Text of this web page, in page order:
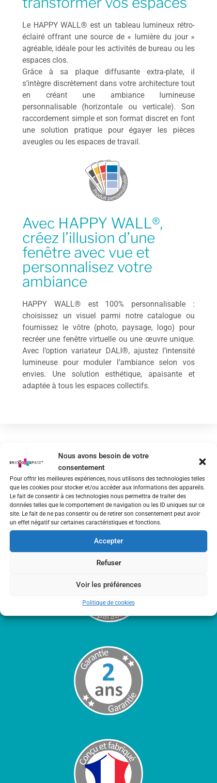
Nous avons besoin de votre
consentement
Pour offrir les meilleures expériences, nous utilisons des technologies telles
que les cookies pour stocker et/ou accéder aux informations des appareils.
Le fait de consentir à ces technologies nous permettra de traiter des
données telles que le comportement de navigation ou les ID uniques sur ce
site. Le fait de ne pas consentir ou de retirer son consentement peut avoir
un effet négatif sur certaines caractéristiques et fonctions.
Accepter
Refuser
Voir les préférences
Politique de cookies
Le HAPPY WALL® est un tableau lumineux rétro-
éclairé offrant une source de « lumière du jour »
agréable, idéale pour les activités de bureau ou les
espaces clos.
Grâce à sa plaque diffusante extra-plate, il
s’intègre discrètement dans votre architecture tout
en créant une ambiance lumineuse
personnalisable (horizontale ou verticale). Son
raccordement simple et son format discret en font
une solution pratique pour égayer les pièces
aveugles ou les espaces de travail.
Avec HAPPY WALL®,
créez l’illusion d’une
fenêtre avec vue et
personnalisez votre
ambiance
HAPPY WALL® est 100% personnalisable :
choisissez un visuel parmi notre catalogue ou
fournissez le vôtre (photo, paysage, logo) pour
recréer une fenêtre virtuelle ou une œuvre unique.
Avec l’option variateur DALI®, ajustez l’intensité
lumineuse pour moduler l’ambiance selon vos
envies. Une solution esthétique, apaisante et
adaptée à tous les espaces collectifs.